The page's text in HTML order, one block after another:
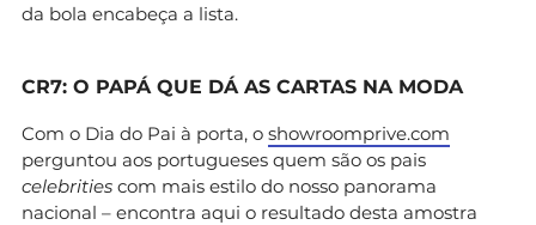
da bola encabeça a lista.
CR7: O PAPÁ QUE DÁ AS CARTAS NA MODA
Com o Dia do Pai à porta, o showroomprive.com
perguntou aos portugueses quem são os pais
celebrities com mais estilo do nosso panorama
nacional – encontra aqui o resultado desta amostra